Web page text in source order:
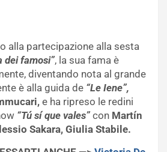
alla partecipazione alla sesta
dei famosi”, la sua fama è
diventando nota al grande
è alla guida de “Le Iene”,
e ha ripreso le redini
“Tú sí que vales” con Martín
Sakara, Giulia Stabile.